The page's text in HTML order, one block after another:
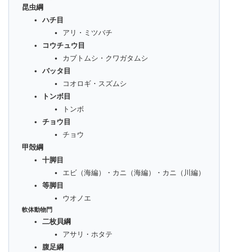
昆虫綱
ハチ目
アリ・ミツバチ
コウチュウ目
カブトムシ・クワガタムシ
バッタ目
コオロギ・スズムシ
トンボ目
トンボ
チョウ目
チョウ
甲殻綱
十脚目
エビ（海編）・カニ（海編）・カニ（川編）
等脚目
ウオノエ
軟体動物門
二枚貝綱
アサリ・ホタテ
腹足綱